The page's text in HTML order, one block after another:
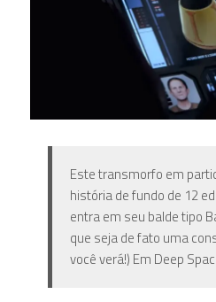
Este transmorfo em
história de fundo de 12
entra em seu balde tipo
que seja de fato uma
você verá!) Em Deep